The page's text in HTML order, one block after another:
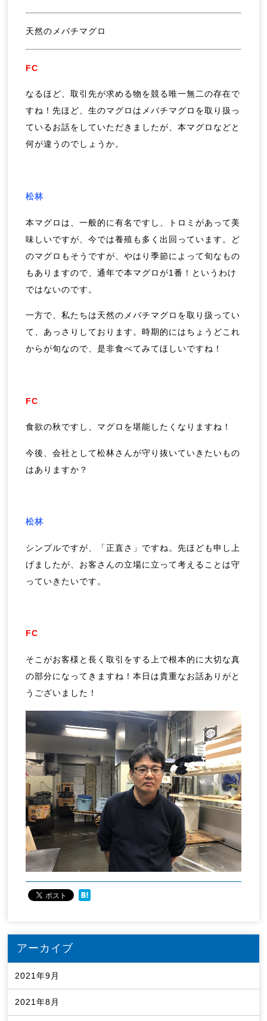
天然のメバチマグロ
FC
なるほど、取引先が求める物を競る唯一無二の存在で
すね！先ほど、生のマグロはメバチマグロを取り扱っ
ているお話をしていただきましたが、本マグロなどと
何が違うのでしょうか。
松林
本マグロは、一般的に有名ですし、トロミがあって美
味しいですが、今では養殖も多く出回っています。ど
のマグロもそうですが、やはり季節によって旬なもの
もありますので、通年で本マグロが1番！というわけ
ではないのです。
一方で、私たちは天然のメバチマグロを取り扱ってい
て、あっさりしております。時期的にはちょうどこれ
からが旬なので、是非食べてみてほしいですね！
FC
食欲の秋ですし、マグロを堪能したくなりますね！
今後、会社として松林さんが守り抜いていきたいもの
はありますか？
松林
シンプルですが、「正直さ」ですね。先ほども申し上
げましたが、お客さんの立場に立って考えることは守
っていきたいです。
FC
そこがお客様と長く取引をする上で根本的に大切な真
の部分になってきますね！本日は貴重なお話ありがと
うございました！
アーカイブ
2021年9月
2021年8月